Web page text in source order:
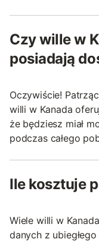
Czy wille w
posiadają
Oczywiście!
willi w Kanada
że będziesz miał
podczas całego
Ile kosztuje
Wiele willi w
danych z